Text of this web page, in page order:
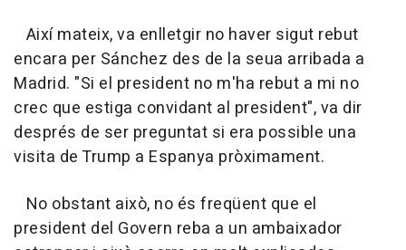
Així mateix, va enlletgir no haver sigut rebut
encara per Sánchez des de la seua arribada a
Madrid. "Si el president no m'ha rebut a mi no
crec que estiga convidant al president", va dir
després de ser preguntat si era possible una
visita de Trump a Espanya pròximament.
No obstant això, no és freqüent que el
president del Govern reba a un ambaixador